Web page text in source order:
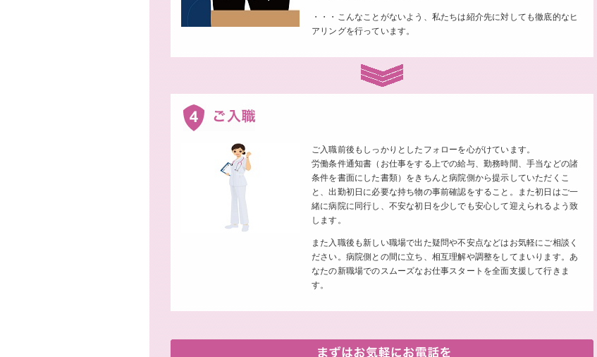
・・・こんなことがないよう、私たちは紹介先に対しても徹底的なヒ
アリングを行っています。
ご入職前後もしっかりとしたフォローを心がけています。
労働条件通知書（お仕事をする上での給与、勤務時間、手当などの諸
条件を書面にした書類）をきちんと病院側から提示していただくこ
と、出勤初日に必要な持ち物の事前確認をすること。また初日はご一
緒に病院に同行し、不安な初日を少しでも安心して迎えられるよう致
します。
また入職後も新しい職場で出た疑問や不安点などはお気軽にご相談く
ださい。病院側との間に立ち、相互理解や調整をしてまいります。あ
なたの新職場でのスムーズなお仕事スタートを全面支援して行きま
す。